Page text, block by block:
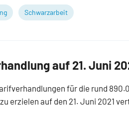
Schwarzarbeit
auf 21. Juni
für die rund
erzielen auf den 21. Juni 2021